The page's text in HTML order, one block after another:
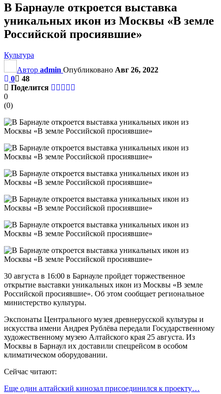
В Барнауле откроется выставка
уникальных икон из Москвы «В земле
Российской просиявшие»
Культура
Автор admin Опубликовано Авг 26, 2022
0
48
Поделится
0
(0)
30 августа в 16:00 в Барнауле пройдет торжественное
открытие выставки уникальных икон из Москвы «В земле
Российской просиявшие». Об этом сообщает региональное
министерство культуры.
Экспонаты Центрального музея древнерусской культуры и
искусства имени Андрея Рублёва передали Государственному
художественному музею Алтайского края 25 августа. Из
Москвы в Барнаул их доставили спецрейсом в особом
климатическом оборудовании.
Сейчас читают:
Еще один алтайский кинозал присоединился к проекту…